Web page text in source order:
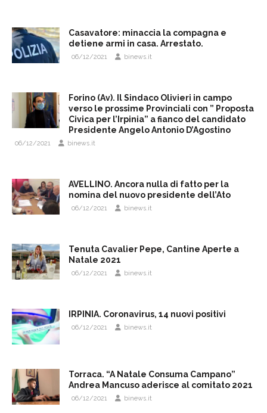
Casavatore: minaccia la compagna e
detiene armi in casa. Arrestato.
06/12/2021 binews.it
Forino (Av). Il Sindaco Olivieri in campo
verso le prossime Provinciali con ” Proposta
Civica per l’Irpinia” a fianco del candidato
Presidente Angelo Antonio D’Agostino
06/12/2021 binews.it
AVELLINO. Ancora nulla di fatto per la
nomina del nuovo presidente dell’Ato
06/12/2021 binews.it
Tenuta Cavalier Pepe, Cantine Aperte a
Natale 2021
06/12/2021 binews.it
IRPINIA. Coronavirus, 14 nuovi positivi
06/12/2021 binews.it
Torraca. “A Natale Consuma Campano”
Andrea Mancuso aderisce al comitato 2021
06/12/2021 binews.it